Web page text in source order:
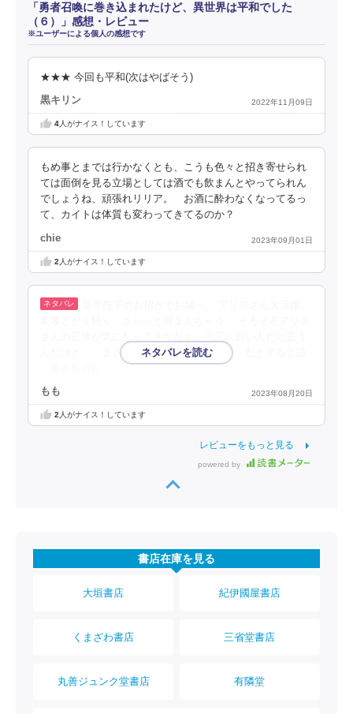
「勇者召喚に巻き込まれたけど、異世界は平和でした
（６）」感想・レビュー
※ユーザーによる個人の感想です
★★★ 今回も平和(次はやばそう)
黒キリン 2022年11月09日
4人がナイス！しています
もめ事とまでは行かなくとも、こうも色々と招き寄せられ
ては面倒を見る立場としては酒でも飲まんとやってられん
でしょうね、頑張れリリア。 お酒に酔わなくなってるっ
て、カイトは体質も変わってきてるのか？
chie 2023年09月01日
2 人がナイス！しています
んだけど… まさか、六王の誰か本人…？ だとすると該
もも 2023年08月20日
2人がナイス！しています
レビューをもっと見る
powered by
書店在庫を見る
大垣書店 紀伊國屋書店
くまざわ書店 三省堂書店
丸善ジュンク堂書店 有隣堂